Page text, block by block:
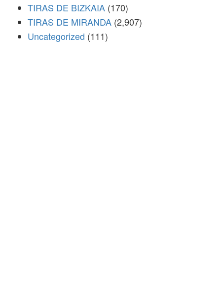
TIRAS DE BIZKAIA (170)
TIRAS DE MIRANDA (2,907)
Uncategorized (111)